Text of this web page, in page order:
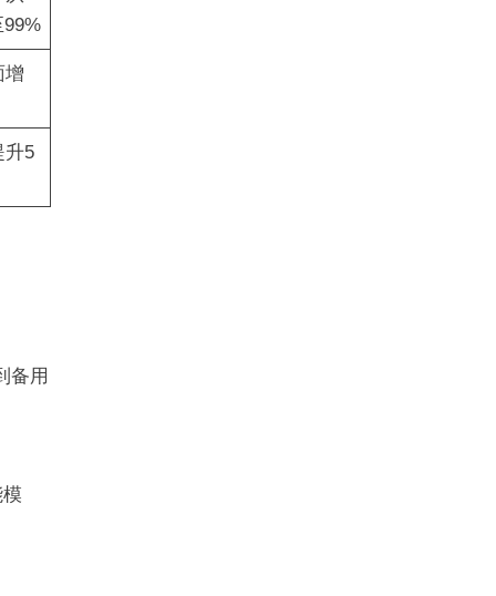
增
升5
备用